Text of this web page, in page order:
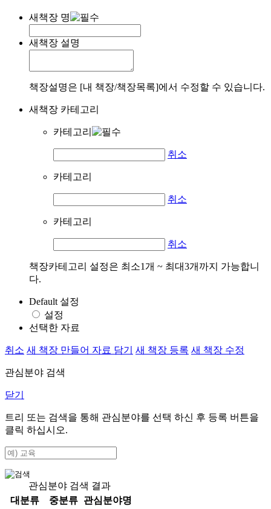
새책장 명
새책장 설명
책장설명은 [내 책장/책장목록]에서 수정할 수 있습니다.
새책장 카테고리
카테고리
취소
카테고리
취소
카테고리
취소
책장카테고리 설정은 최소1개 ~ 최대3개까지 가능합니
다.
Default 설정
설정
선택한 자료
취소 새 책장 만들어 자료 담기 새 책장 등록 새 책장 수정
관심분야 검색
닫기
트리 또는 검색을 통해 관심분야를 선택 하신 후 등록 버튼을
클릭 하십시오.
관심분야 검색 결과
대분류
중분류
관심분야명